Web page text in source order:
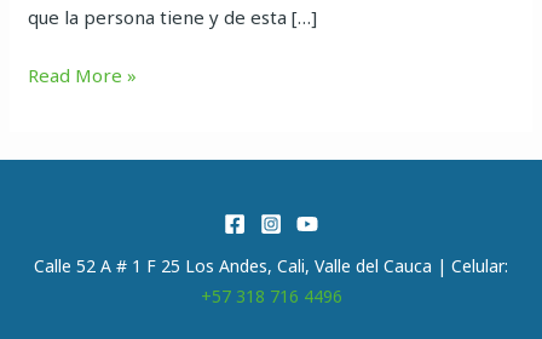
que la persona tiene y de esta […]
Read More »
Calle 52 A # 1 F 25 Los Andes, Cali, Valle del Cauca | Celular:
+57 318 716 4496